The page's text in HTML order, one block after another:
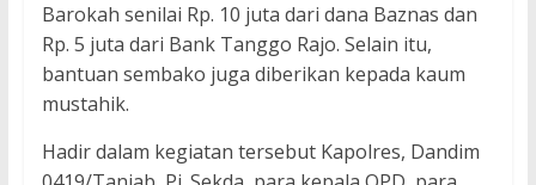
Barokah senilai Rp. 10 juta dari dana Baznas dan
Rp. 5 juta dari Bank Tanggo Rajo. Selain itu,
bantuan sembako juga diberikan kepada kaum
mustahik.
Hadir dalam kegiatan tersebut Kapolres, Dandim